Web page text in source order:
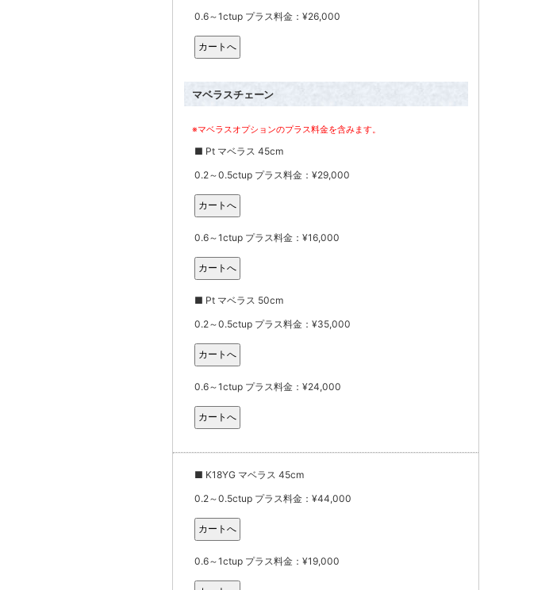
0.6～1ctup プラス料金：¥26,000
マベラスチェーン
※マベラスオプションのプラス料金を含みます。
■ Pt マベラス 45cm
0.2～0.5ctup プラス料金：¥29,000
0.6～1ctup プラス料金：¥16,000
■ Pt マベラス 50cm
0.2～0.5ctup プラス料金：¥35,000
0.6～1ctup プラス料金：¥24,000
■ K18YG マベラス 45cm
0.2～0.5ctup プラス料金：¥44,000
0.6～1ctup プラス料金：¥19,000